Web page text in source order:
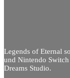
Legends of Eternal
und Nintendo
Dreams Studio.